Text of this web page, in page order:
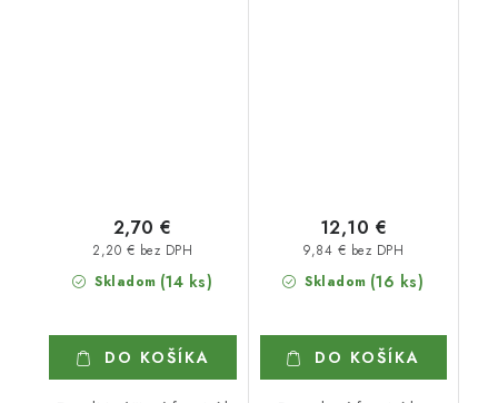
Skladom (14 ks)
2,20 € bez DPH
2,70 €
DO KOŠÍKA
Skladom (16 ks)
9,84 € bez DPH
12,10 €
DO KOŠÍKA